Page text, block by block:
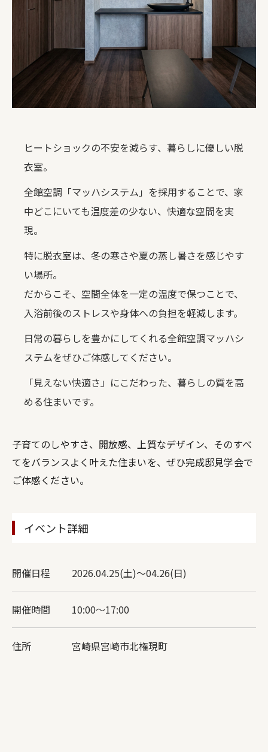
ヒートショックの不安を減らす、暮らしに優しい脱
衣室。
全館空調「マッハシステム」を採用することで、家
中どこにいても温度差の少ない、快適な空間を実
現。
特に脱衣室は、冬の寒さや夏の蒸し暑さを感じやす
い場所。
だからこそ、空間全体を一定の温度で保つことで、
入浴前後のストレスや身体への負担を軽減します。
日常の暮らしを豊かにしてくれる全館空調マッハシ
ステムをぜひご体感してください。
「見えない快適さ」にこだわった、暮らしの質を高
める住まいです。
子育てのしやすさ、開放感、上質なデザイン、そのすべ
てをバランスよく叶えた住まいを、ぜひ完成邸見学会で
ご体感ください。
イベント詳細
開催日程 2026.04.25(土)～04.26(日)
開催時間 10:00〜17:00
住所 宮崎県宮崎市北権現町